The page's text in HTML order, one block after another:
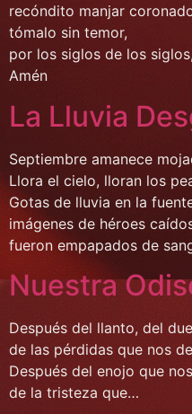
recóndito manjar
tómalo sin temor,
por los siglos de los
Amén
La Lluvia
Septiembre amanece
Llora el cielo, lloran los
Gotas de lluvia en la
imágenes de héroes
fueron empapados de
Nuestra
Después del llanto, del
de las pérdidas que nos
Después del enojo que
de la tristeza que…